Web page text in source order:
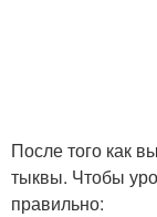
После того как
тыквы. Чтобы
правильно: